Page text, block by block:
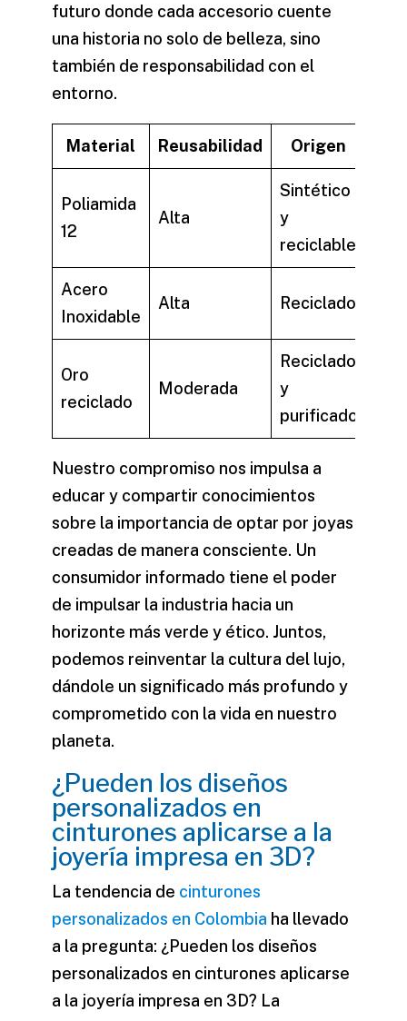
futuro donde cada accesorio cuente
una historia no solo de belleza, sino
también de responsabilidad con el
entorno.
Material Reusabilidad Origen
Poliamida
12
Alta
Sintético
y
reciclable
Acero
Inoxidable
Alta Reciclado
Oro
reciclado
Moderada
Reciclado
y
purificado
Nuestro compromiso nos impulsa a
educar y compartir conocimientos
sobre la importancia de optar por joyas
creadas de manera consciente. Un
consumidor informado tiene el poder
de impulsar la industria hacia un
horizonte más verde y ético. Juntos,
podemos reinventar la cultura del lujo,
dándole un significado más profundo y
comprometido con la vida en nuestro
planeta.
¿Pueden los diseños
personalizados en
cinturones aplicarse a la
joyería impresa en 3D?
La tendencia de cinturones
personalizados en Colombia ha llevado
a la pregunta: ¿Pueden los diseños
personalizados en cinturones aplicarse
a la joyería impresa en 3D? La